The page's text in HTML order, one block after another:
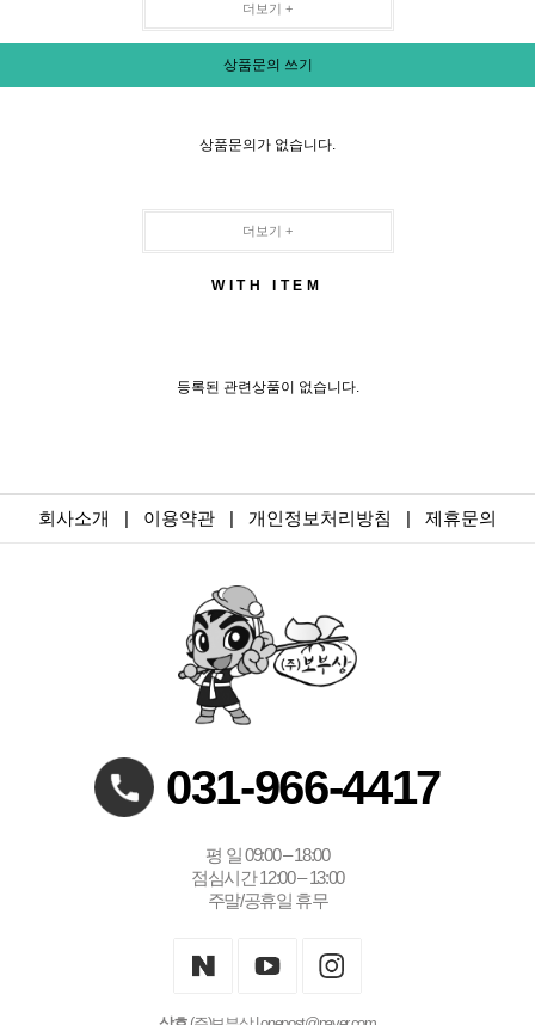
더보기 +
상품문의 쓰기
상품문의가 없습니다.
더보기 +
WITH ITEM
등록된 관련상품이 없습니다.
회사소개 | 이용약관 | 개인정보처리방침 | 제휴문의
031-966-4417
평 일 09:00 – 18:00
점심시간 12:00 – 13:00
주말/공휴일 휴무